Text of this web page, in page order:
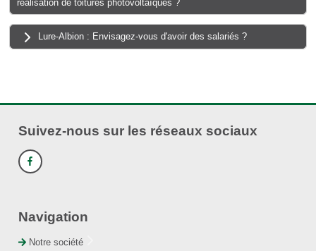
réalisation de toitures photovoltaïques ?
Lure-Albion : Envisagez-vous d'avoir des salariés ?
Suivez-nous sur les réseaux sociaux
Navigation
Notre société